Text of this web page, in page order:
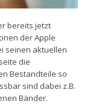
bereits jetzt
der Apple
seinen aktuellen
die
Bestandteile so
sind dabei z.B.
Bänder.